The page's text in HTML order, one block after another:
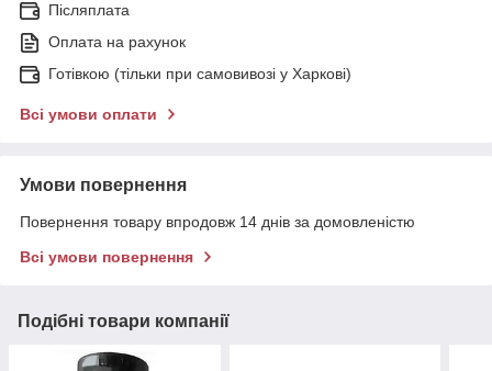
Післяплата
Оплата на рахунок
Готівкою (тільки при самовивозі у Харкові)
Всі умови оплати
Умови повернення
Повернення товару впродовж 14 днів за домовленістю
Всі умови повернення
Подібні товари компанії